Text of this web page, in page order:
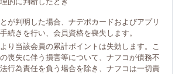
が判明した場合、ナデポカードおよびアプリ
続きを行い、会員資格を喪失します。
り当該会員の累計ポイントは失効します。こ
喪失に伴う損害等について、ナフコが債務不
行為責任を負う場合を除き、ナフコは一切責